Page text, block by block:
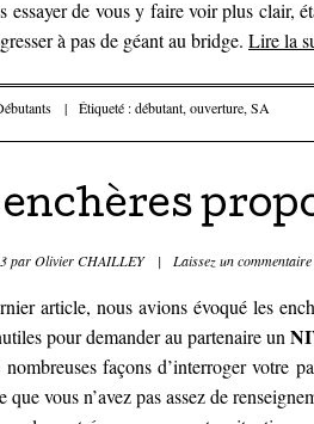
essayer de vous y faire voir plus clair,
à pas de géant au bridge. Lire la
| Étiqueté :débutant, ouverture, SA
parOlivier CHAILLEY | Laissez un commentaire
article, nous avions évoqué les
pour demander au partenaire un
façons d’interroger votre
que vous n’avez pas assez de